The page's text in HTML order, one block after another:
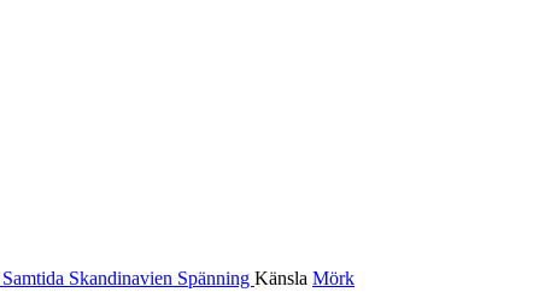
Samtida Skandinavien Spänning Känsla Mörk